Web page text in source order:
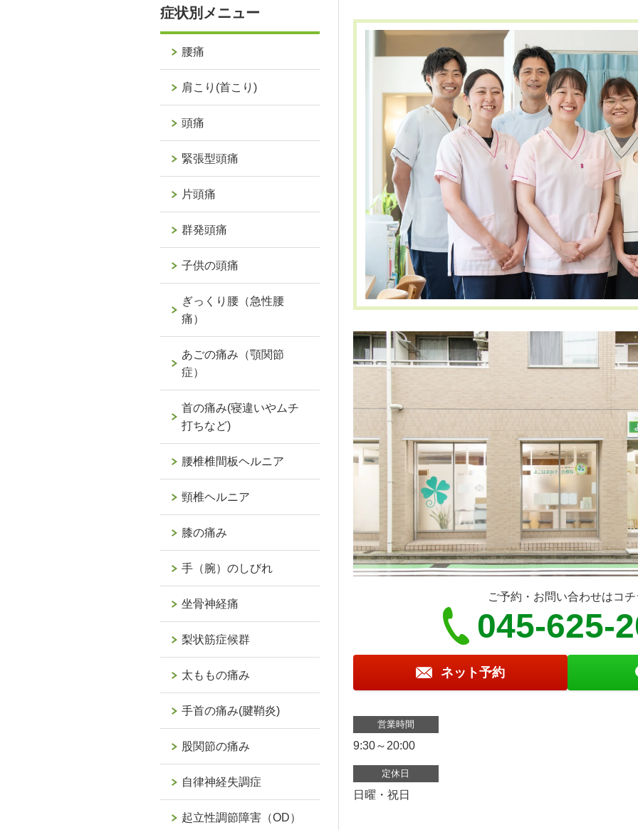
ご予約・お問い合わせはコ
045-625-
ネット予約
営業時間
9:30～20:00
定休日
日曜・祝日
症状別メニュー
腰痛
肩こり(首こり)
頭痛
緊張型頭痛
片頭痛
群発頭痛
子供の頭痛
ぎっくり腰（急性腰
痛）
あごの痛み（顎関節
症）
首の痛み(寝違いやムチ
打ちなど)
腰椎椎間板ヘルニア
頸椎ヘルニア
膝の痛み
手（腕）のしびれ
坐骨神経痛
梨状筋症候群
太ももの痛み
手首の痛み(腱鞘炎)
股関節の痛み
自律神経失調症
起立性調節障害（OD）